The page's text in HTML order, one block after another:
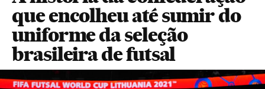
que encolheu até sumir do
uniforme da seleção
brasileira de futsal